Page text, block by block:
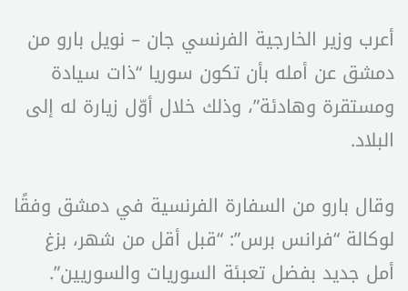
أعرب وزير الخارجية الفرنسي جان – نويل بارو من
دمشق عن أمله بأن تكون سوريا “ذات سيادة
ومستقرة وهادئة”، وذلك خلال أوّل زيارة له إلى
البلاد.
وقال بارو من السفارة الفرنسية في دمشق وفقًا
لوكالة “فرانس برس”: “قبل أقل من شهر، بزغ
أمل جديد بفضل تعبئة السوريات والسوريين”.